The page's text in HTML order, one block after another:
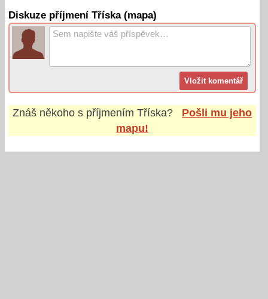
Diskuze příjmení Tříska (mapa)
Znáš někoho s příjmenímTříska?
Pošli mu jeho
mapu!